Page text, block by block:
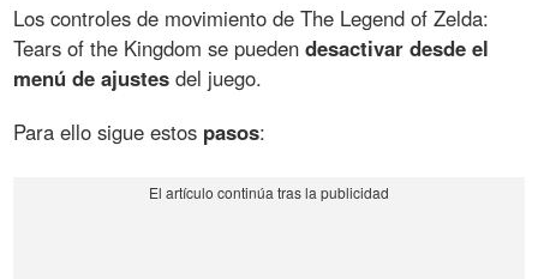
Los controles de movimiento de The Legend of Zelda:
Tears of the Kingdom se puedendesactivar desde el
menú de ajustes del juego.
Para ello sigue estos pasos: